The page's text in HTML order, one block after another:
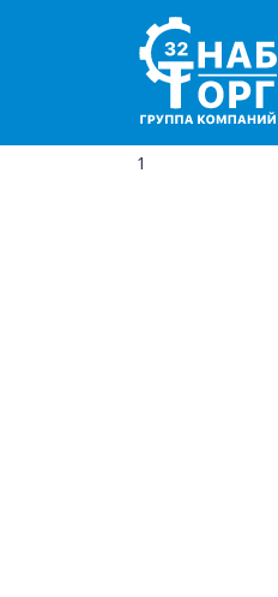
Main Navigation
1